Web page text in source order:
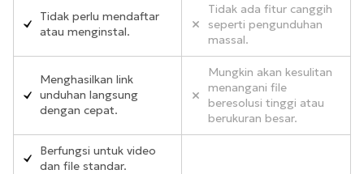
Tidak perlu mendaftar
atau menginstal.
Tidak ada fitur canggih
seperti pengunduhan
massal.
Menghasilkan link
unduhan langsung
dengan cepat.
Mungkin akan kesulitan
menangani file
beresolusi tinggi atau
berukuran besar.
Berfungsi untuk video
dan file standar.